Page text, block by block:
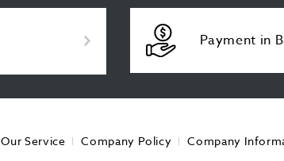
Payment in
Our Service Company Policy Company